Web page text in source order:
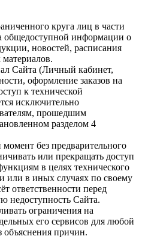
круга лиц в части
общедоступной информации о
новостей, расписания
Сайта (Личный кабинет,
оформление заказов на
к технической
исключительно
прошедшим
разделом 4
без предварительного
или прекращать доступ
в целях технического
или в иных случаях по своему
ответственности перед
недоступность Сайта.
ограничения на
его сервисов для любой
объяснения причин.